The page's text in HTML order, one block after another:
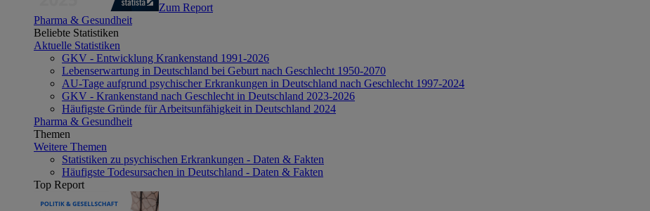
Zum Report
Pharma & Gesundheit
Beliebte Statistiken
Aktuelle Statistiken
GKV - Entwicklung Krankenstand 1991-2026
Lebenserwartung in Deutschland bei Geburt nach Geschlecht 1950-2070
AU-Tage aufgrund psychischer Erkrankungen in Deutschland nach Geschlecht 1997-2024
GKV - Krankenstand nach Geschlecht in Deutschland 2023-2026
Häufigste Gründe für Arbeitsunfähigkeit in Deutschland 2024
Pharma & Gesundheit
Themen
Weitere Themen
Statistiken zu psychischen Erkrankungen - Daten & Fakten
Häufigste Todesursachen in Deutschland - Daten & Fakten
Top Report